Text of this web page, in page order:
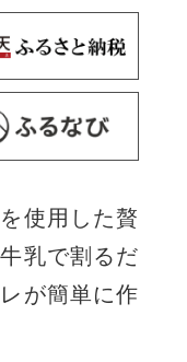
使用した贅
乳で割るだ
が簡単に作